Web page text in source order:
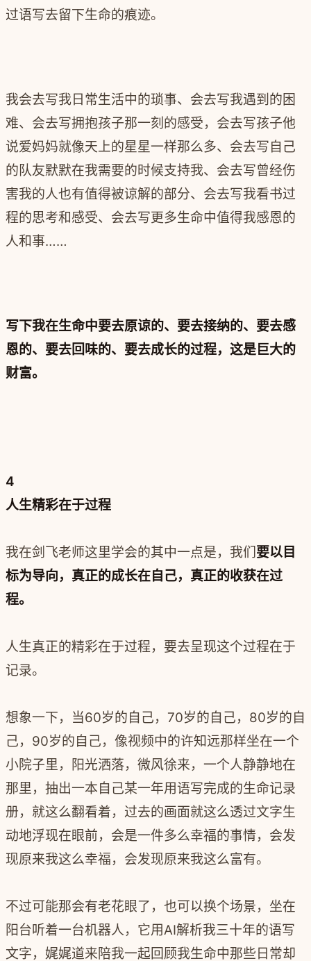
过语写去留下生命的痕迹。
我会去写我日常生活中的琐事、会去写我遇到的困
难、会去写拥抱孩子那一刻的感受，会去写孩子他
说爱妈妈就像天上的星星一样那么多、会去写自己
的队友默默在我需要的时候支持我、会去写曾经伤
害我的人也有值得被谅解的部分、会去写我看书过
程的思考和感受、会去写更多生命中值得我感恩的
人和事……
写下我在生命中要去原谅的、要去接纳的、要去感
恩的、要去回味的、要去成长的过程，这是巨大的
财富。
4
人生精彩在于过程
我在剑飞老师这里学会的其中一点是，我们要以目
标为导向，真正的成长在自己，真正的收获在过
程。
人生真正的精彩在于过程，要去呈现这个过程在于
记录。
想象一下，当60岁的自己，70岁的自己，80岁的自
己，90岁的自己，像视频中的许知远那样坐在一个
小院子里，阳光洒落，微风徐来，一个人静静地在
那里，抽出一本自己某一年用语写完成的生命记录
册，就这么翻看着，过去的画面就这么透过文字生
动地浮现在眼前，会是一件多么幸福的事情，会发
现原来我这么幸福，会发现原来我这么富有。
不过可能那会有老花眼了，也可以换个场景，坐在
阳台听着一台机器人，它用AI解析我三十年的语写
文字，娓娓道来陪我一起回顾我生命中那些日常却